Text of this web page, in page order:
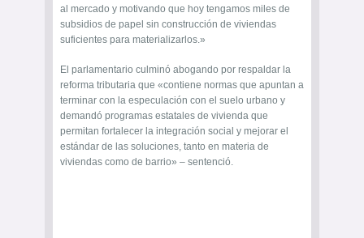
al mercado y motivando que hoy tengamos miles de
subsidios de papel sin construcción de viviendas
suficientes para materializarlos.»
El parlamentario culminó abogando por respaldar la
reforma tributaria que «contiene normas que apuntan a
terminar con la especulación con el suelo urbano y
demandó programas estatales de vivienda que
permitan fortalecer la integración social y mejorar el
estándar de las soluciones, tanto en materia de
viviendas como de barrio» – sentenció.